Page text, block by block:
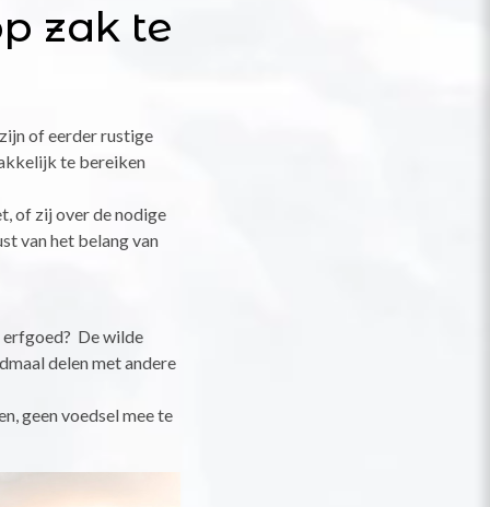
zak te
of eerder rustige
te bereiken
of zij over de nodige
van het belang van
erfgoed? De wilde
delen met andere
geen voedsel mee te